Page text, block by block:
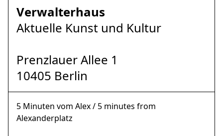
Verwalterhaus
Aktuelle Kunst und Kultur
Prenzlauer Allee 1
10405 Berlin
5 Minuten vom Alex / 5 minutes from
Alexanderplatz